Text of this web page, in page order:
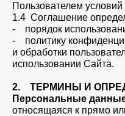
Пользователем
1.4 Соглашение
- порядок
- политику
и обработки
использовании Сайта.
2. ТЕРМИНЫ И
Персональные
относящаяся к прямо